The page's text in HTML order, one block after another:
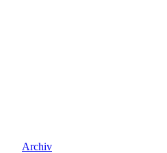
Archiv